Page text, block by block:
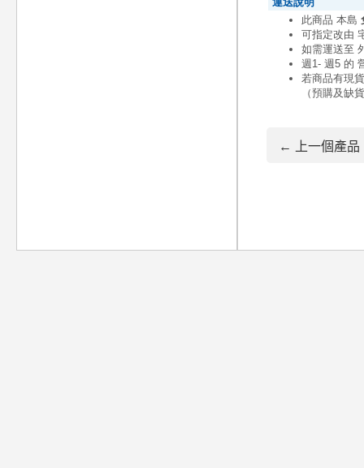
← 上一個產品